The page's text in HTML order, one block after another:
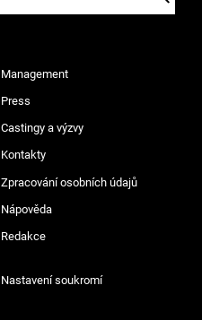
Management
Press
Castingy a výzvy
Kontakty
Zpracování osobních údajů
Nápověda
Redakce
Nastavení soukromí